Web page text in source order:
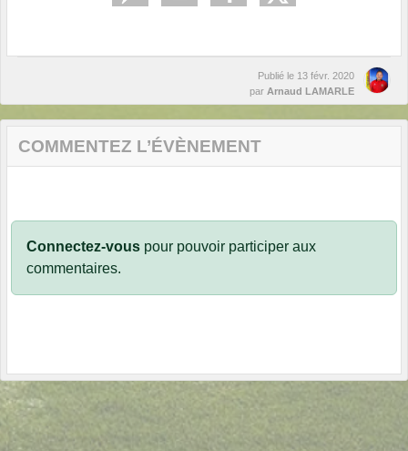
Publié le 13 févr. 2020
par Arnaud LAMARLE
COMMENTEZ L’ÉVÈNEMENT
Connectez-vous pour pouvoir participer aux
commentaires.